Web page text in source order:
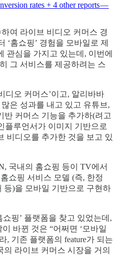
rates + 4 other reports —
여 라이브 비디오 커머스 경
‘홈쇼핑’ 경험을 모바일로 제
관심을 가지고 있는데, 이번에
그 서비스를 제공하려는 스
디오 커머스’이고, 알리바바
은 성과를 내고 있고 유튜브,
반 커머스 기능을 추가하(려고
플루언서가 이미지 기반으로
비디오를 추가한 것을 보고 있
국내의 홈쇼핑 등이 TV에서
쇼핑 서비스 모델 (즉, 한정
등)을 모바일 기반으로 구현하
핑’ 플랫폼을 찾고 있었는데,
바뀐 것은 “어쩌면 ‘모바일
, 기존 플랫폼의 feature가 되는
라이브 커머스 시장을 거의